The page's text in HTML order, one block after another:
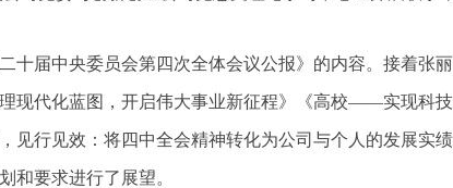
十届中央委员会第四次全体会议公报》的内容。接着张
现代化蓝图，开启伟大事业新征程》《高校——实现科
见行见效：将四中全会精神转化为公司与个人的发展实
和要求进行了展望。